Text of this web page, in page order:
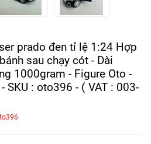
prado đen tỉ lệ 1:24 Hợp
sau chạy cót - Dài
1000gram - Figure Oto -
SKU : oto396 - ( VAT : 003-